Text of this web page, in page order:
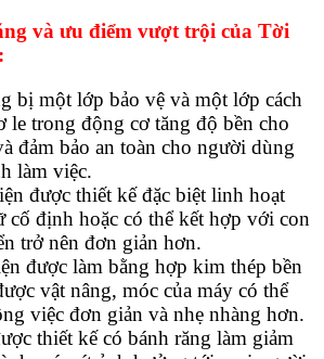
và ưu điểm vượt trội của Tời
bị một lớp bảo vệ và một lớp cách
le trong động cơ tăng độ bền cho
đảm bảo an toàn cho người dùng
làm việc.
được thiết kế đặc biệt linh hoạt
cố định hoặc có thể kết hợp với con
trở nên đơn giản hơn.
được làm bằng hợp kim thép bền
vật nâng, móc của máy có thể
việc đơn giản và nhẹ nhàng hơn.
thiết kế có bánh răng làm giảm